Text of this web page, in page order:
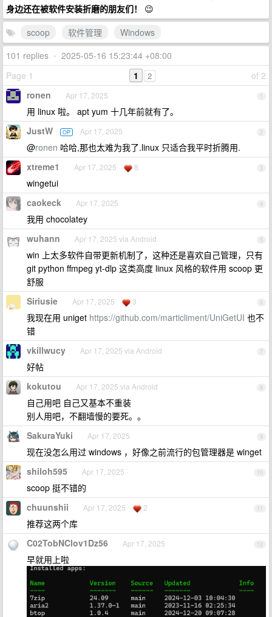
身边还在被软件安装折磨的朋友们！
😉
scoop
软件管理
Windows
101 replies • 2025-05-16 15:23:44 +08:00
Page 1
of 2
1 2
1
ronen Apr 17, 2025
用 linux 啦。 apt yum 十几年前就有了。
2
JustW OP Apr 17, 2025
@ronen 哈哈,那也太难为我了.linux 只适合我平时折腾用.
3
xtreme1 Apr 17, 2025 8
wingetui
4
caokeck Apr 17, 2025
我用 chocolatey
5
wuhann Apr 17, 2025 via Android
win 上太多软件自带更新机制了，这种还是喜欢自己管理，只有
git python ffmpeg yt-dlp 这类高度 linux 风格的软件用 scoop 更
舒服
6
Siriusie Apr 17, 2025 3
我现在用 uniget https://github.com/marticliment/UniGetUI 也不
错
7
vkillwucy Apr 17, 2025 via Android
好帖
8
kokutou Apr 17, 2025 via Android
自己用吧 自己又基本不重装
别人用吧，不翻墙慢的要死。。
9
SakuraYuki Apr 17, 2025
现在没怎么用过 windows ，好像之前流行的包管理器是 winget
10
shiloh595 Apr 17, 2025
scoop 挺不错的
11
chuunshii Apr 17, 2025 2
推荐这两个库
12
C02TobNClov1Dz56 Apr 17, 2025
早就用上啦